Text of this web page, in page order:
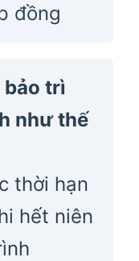
đồng
bảo trì
như thế
thời hạn
hết niên